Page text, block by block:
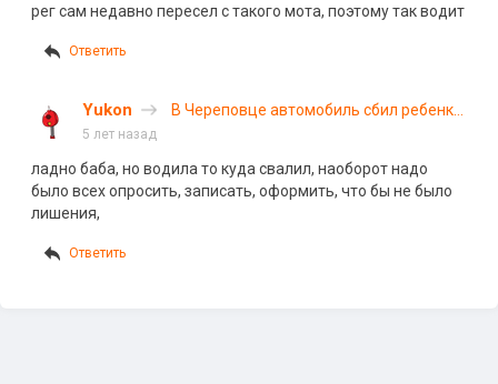
рег сам недавно пересел с такого мота, поэтому так водит
Ответить
Yukon
В Череповце автомобиль сбил ребенка.
5 лет назад
ладно баба, но водила то куда свалил, наоборот надо
было всех опросить, записать, оформить, что бы не было
лишения,
Ответить